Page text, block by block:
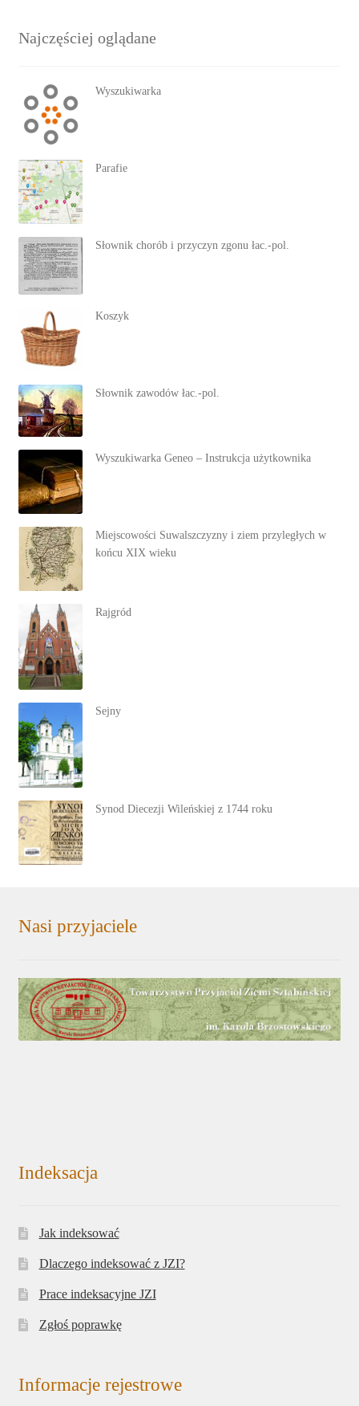
Najczęściej oglądane
Wyszukiwarka
Parafie
Słownik chorób i przyczyn zgonu łac.-pol.
Koszyk
Słownik zawodów łac.-pol.
Wyszukiwarka Geneo – Instrukcja użytkownika
Miejscowości Suwalszczyzny i ziem przyległych w
końcu XIX wieku
Rajgród
Sejny
Synod Diecezji Wileńskiej z 1744 roku
Nasi przyjaciele
Indeksacja
Jak indeksować
Dlaczego indeksować z JZI?
Prace indeksacyjne JZI
Zgłoś poprawkę
Informacje rejestrowe